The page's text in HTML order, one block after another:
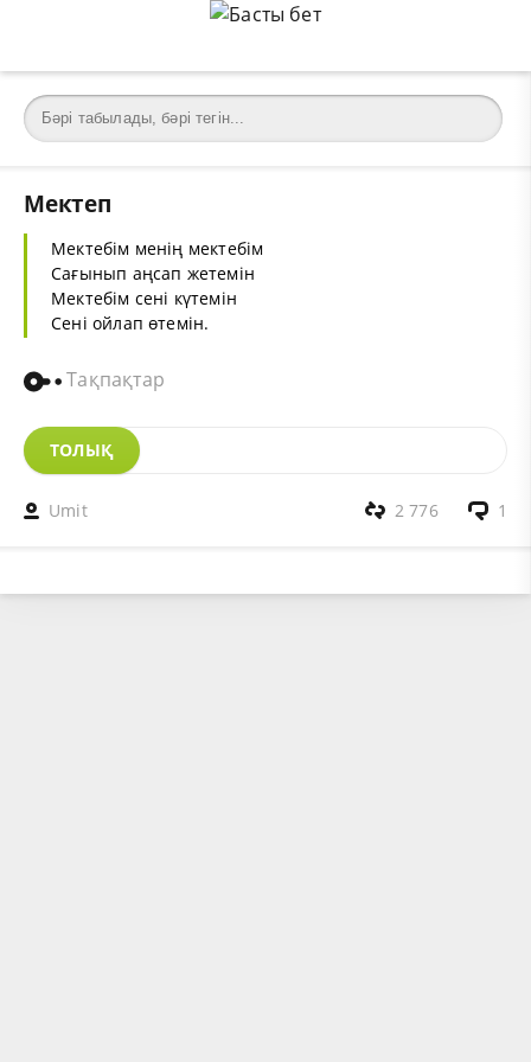
Мектеп
Мектебім менің мектебім
Сағынып аңсап жетемін
Мектебім сені күтемін
Сені ойлап өтемін.
Тақпақтар
ТОЛЫҚ
Umit 1
2 776